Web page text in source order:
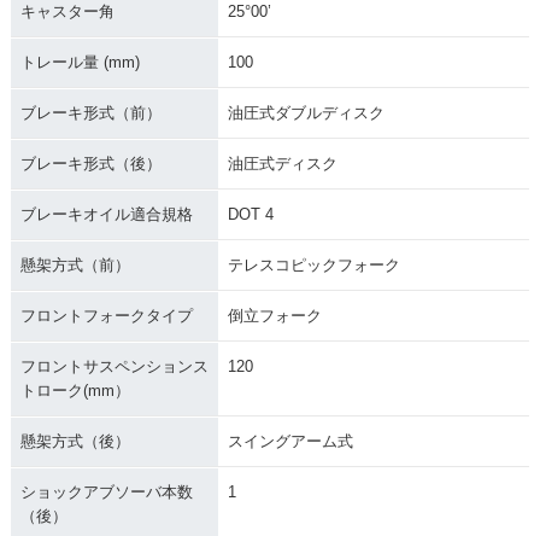
キャスター角 25°00’
トレール量 (mm) 100
ブレーキ形式（前） 油圧式ダブルディスク
ブレーキ形式（後） 油圧式ディスク
ブレーキオイル適合規格 DOT 4
懸架方式（前） テレスコピックフォーク
フロントフォークタイプ 倒立フォーク
フロントサスペンションス
トローク(mm）
120
懸架方式（後） スイングアーム式
ショックアブソーバ本数
（後）
1